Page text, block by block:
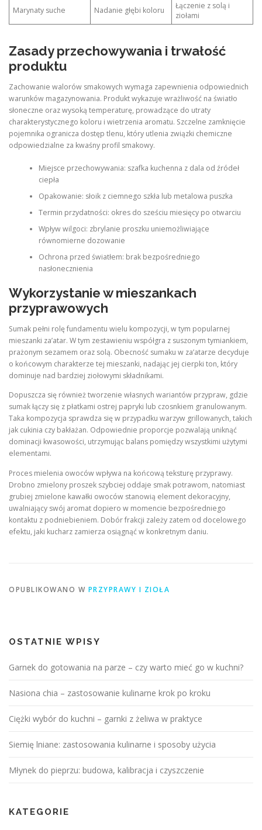
Marynaty suche Nadanie głębi koloru
Łączenie z solą i
ziołami
Zasady przechowywania i trwałość
produktu
Zachowanie walorów smakowych wymaga zapewnienia odpowiednich
warunków magazynowania. Produkt wykazuje wrażliwość na światło
słoneczne oraz wysoką temperaturę, prowadzące do utraty
charakterystycznego koloru i wietrzenia aromatu. Szczelne zamknięcie
pojemnika ogranicza dostęp tlenu, który utlenia związki chemiczne
odpowiedzialne za kwaśny profil smakowy.
Miejsce przechowywania: szafka kuchenna z dala od źródeł
ciepła
Opakowanie: słoik z ciemnego szkła lub metalowa puszka
Termin przydatności: okres do sześciu miesięcy po otwarciu
Wpływ wilgoci: zbrylanie proszku uniemożliwiające
równomierne dozowanie
Ochrona przed światłem: brak bezpośredniego
nasłonecznienia
Wykorzystanie w mieszankach
przyprawowych
Sumak pełni rolę fundamentu wielu kompozycji, w tym popularnej
mieszanki za’atar. W tym zestawieniu współgra z suszonym tymiankiem,
prażonym sezamem oraz solą. Obecność sumaku w za’atarze decyduje
o końcowym charakterze tej mieszanki, nadając jej cierpki ton, który
dominuje nad bardziej ziołowymi składnikami.
Dopuszcza się również tworzenie własnych wariantów przypraw, gdzie
sumak łączy się z płatkami ostrej papryki lub czosnkiem granulowanym.
Taka kompozycja sprawdza się w przypadku warzyw grillowanych, takich
jak cukinia czy bakłażan. Odpowiednie proporcje pozwalają uniknąć
dominacji kwasowości, utrzymując balans pomiędzy wszystkimi użytymi
elementami.
Proces mielenia owoców wpływa na końcową teksturę przyprawy.
Drobno zmielony proszek szybciej oddaje smak potrawom, natomiast
grubiej zmielone kawałki owoców stanowią element dekoracyjny,
uwalniający swój aromat dopiero w momencie bezpośredniego
kontaktu z podniebieniem. Dobór frakcji zależy zatem od docelowego
efektu, jaki kucharz zamierza osiągnąć w konkretnym daniu.
OPUBLIKOWANO W PRZYPRAWY I ZIOŁA
OSTATNIE WPISY
Garnek do gotowania na parze – czy warto mieć go w kuchni?
Nasiona chia – zastosowanie kulinarne krok po kroku
Ciężki wybór do kuchni – garnki z żeliwa w praktyce
Siemię lniane: zastosowania kulinarne i sposoby użycia
Młynek do pieprzu: budowa, kalibracja i czyszczenie
KATEGORIE